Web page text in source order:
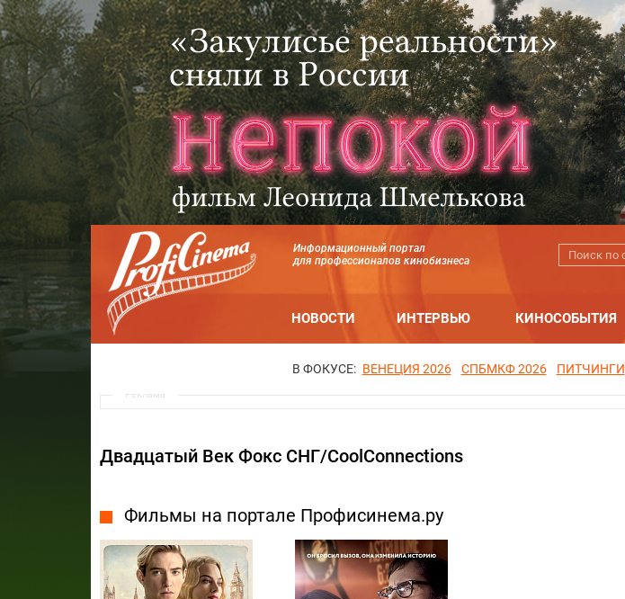
Информационный портал
для профессионалов кинобизнеса
НОВОСТИ ИНТЕРВЬЮ КИНОСОБЫТИЯ
В ФОКУСЕ: ВЕНЕЦИЯ 2026 СПБМКФ 2026 ПИТЧИНГИ
Реклама
Двадцатый Век Фокс СНГ/CoolConnections
Фильмы на портале Профисинема.ру